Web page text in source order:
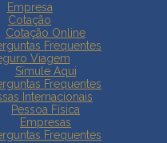
Empresa
Cotação
Cotação Online
Frequentes
Viagem
Simule Aqui
Frequentes
Internacionais
Pessoa Física
Empresas
Frequentes